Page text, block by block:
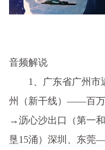
音频解说
1、广东省广州市
州（新干线）——百
→沥心沙出口（第一
垦15涌）深圳、东